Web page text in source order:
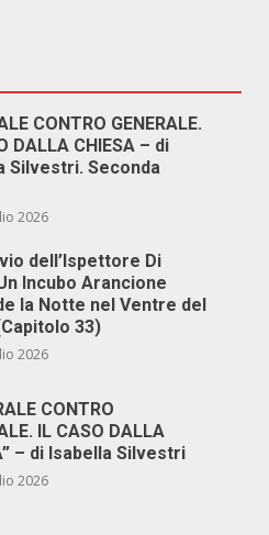
CONTRO GENERALE.
DALLA CHIESA – di
Silvestri. Seconda
2026
dell’Ispettore Di
Incubo Arancione
la Notte nel Ventre del
33)
2026
CONTRO
IL CASO DALLA
– di Isabella Silvestri
2026